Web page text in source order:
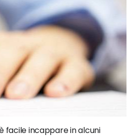
facile incappare in alcuni